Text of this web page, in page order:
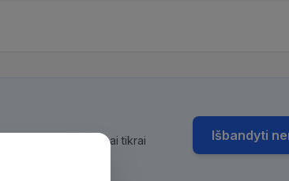
aktualūs skelbimai tikrai
Išbandyti